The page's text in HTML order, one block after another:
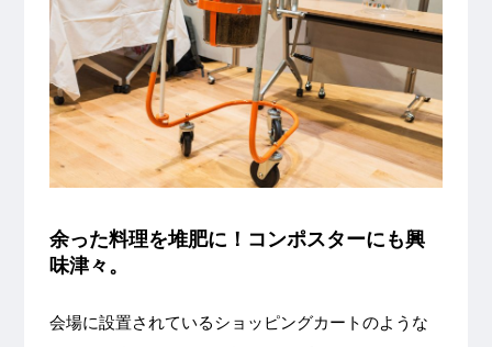
余った料理を堆肥に！コンポスターにも興
味津々。
会場に設置されているショッピングカートのような